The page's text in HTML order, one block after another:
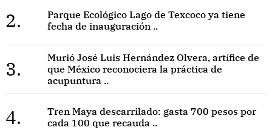
2.
Parque Ecológico Lago de Texcoco ya tiene
fecha de inauguración ..
3.
Murió José Luis Hernández Olvera, artífice de
que México reconociera la práctica de
acupuntura ..
4.
Tren Maya descarrilado: gasta 700 pesos por
cada 100 que recauda ..